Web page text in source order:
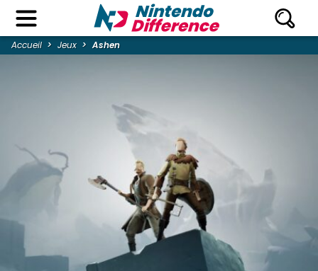
Accueil Jeux Ashen